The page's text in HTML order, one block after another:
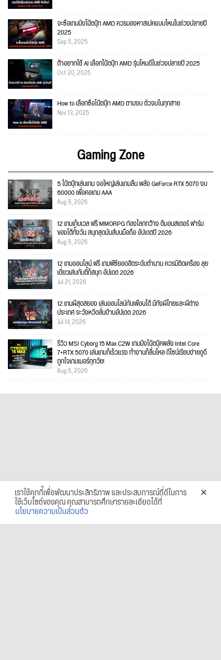
จะซื้อเกมมิ่งโน้ตบุ๊ก AMD ควรมองหาสเปคแบบไหนในช่วงปลายปี
2025
Sep 5, 2025
ถ้าอยากใช้ AI เลือกโน้ตบุ๊ก AMD รุ่นไหนดีในช่วงปลายปี 2025
Oct 20, 2025
How to เลือกซื้อโน้ตบุ๊ก AMD ตามงบ ตัวจบในทุกสาย
Nov 13, 2025
Gaming Zone
5 โน้ตบุ๊กเล่นเกม จอใหญ่เล่นเกมลื่น พลัง GeForce RTX 5070 งบ
60000 เพื่อคอเกม AAA
Aug 5, 2026
12 เกมเก็บเวล ฟรี MMORPG ท่องโลกกว้าง ตีมอนสเตอร์ ฟาร์ม
ของได้ทั้งวัน สนุกสุดมันส์บนมือถือ อัปเดตปี 2026
Aug 5, 2026
12 เกมออนไลน์ ฟรี เกมพีซียอดฮิตระดับตำนาน ควรมีติดเครื่อง ลุย
เดี่ยวเล่นกับตี้ก็สนุก อัปเดต 2026
Jul 21, 2026
12 เกมผีสุดสยอง เล่นออนไลน์กับเพื่อนได้ มีทั้งผีไทยและผีต่าง
ประเทศ ระวังหวีดลั่นบ้านอัปเดต 2026
Jul 14, 2026
รีวิว MSI Cyborg 15 Max C2W เกมมิ่งโน้ตบุ๊คพลัง Intel Core
7+RTX 5070 เล่นเกมก็เร็วแรง ทำงานก็ลื่นไหล ดีไซน์เรียบง่ายดูดี
ถูกใจเกมเมอร์ทุกวัย!
Aug 5, 2026
เราใช้คุกกี้เพื่อพัฒนาประสิทธิภาพ และประสบการณ์ที่ดีในการ
ใช้เว็บไซต์ของคุณ คุณสามารถศึกษารายละเอียดได้ที่
นโยบายความเป็นส่วนตัว